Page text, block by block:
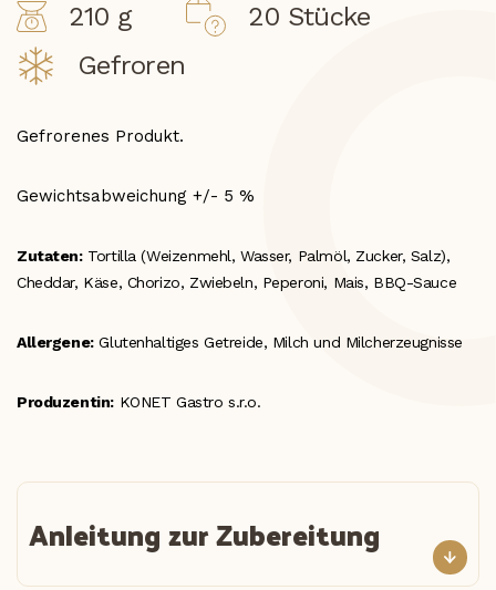
210 g
20 Stücke
Gefroren
Gefrorenes Produkt.
Gewichtsabweichung +/- 5 %
Zutaten:Tortilla (Weizenmehl, Wasser, Palmöl, Zucker, Salz),
Cheddar, Käse, Chorizo, Zwiebeln, Peperoni, Mais, BBQ-Sauce
Allergene:Glutenhaltiges Getreide, Milch und Milcherzeugnisse
Produzentin:KONET Gastro s.r.o.
Anleitung zur Zubereitung